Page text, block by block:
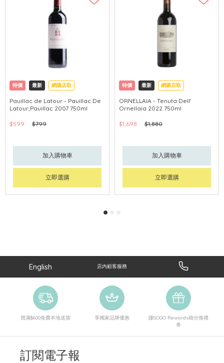
特價 最新 網購店取
Pauillac de Latour - Pauillac De
Latour,Pauillac 2007 750ml
$599 $799
加入購物車
立即選購
特價 最新 網購店取
ORNELLAIA - Tenuta Dell'
Ornellaia 2022 750ml
$1,698 $1,880
加入購物車
立即選購
English 店內顧客服務
買滿$600免費本地送貨 享獨家品牌優惠
賺SOGO Rewards積分換禮
券
訂閱電子報